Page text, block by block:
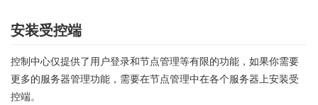
安装受控端
控制中心仅提供了用户登录和节点管理等有限的功能，如果你需要
更多的服务器管理功能，需要在节点管理中在各个服务器上安装受
控端。